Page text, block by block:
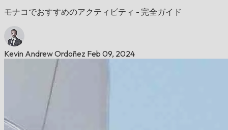
モナコでおすすめのアクティビティ - 完全ガイド
Kevin Andrew Ordoñez Feb 09, 2024